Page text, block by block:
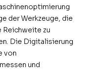
der Werkzeuge, die
Reichweite zu
Die Digitalisierung
von
und